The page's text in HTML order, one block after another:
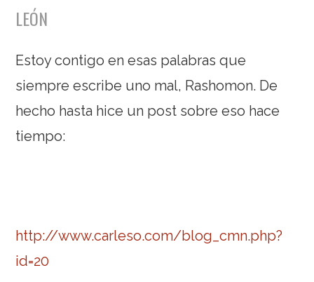
LEÓN
Estoy contigo en esas palabras que
siempre escribe uno mal, Rashomon. De
hecho hasta hice un post sobre eso hace
tiempo:
http://www.carleso.com/blog_cmn.php?
id=20